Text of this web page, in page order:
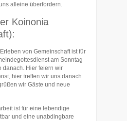
alleine überfordern.
Koinonia
von Gemeinschaft ist für
am Sonntag
danach. Hier feiern wir
hier treffen wir uns danach
wir Gäste und neue
ist für eine lebendige
und eine unabdingbare